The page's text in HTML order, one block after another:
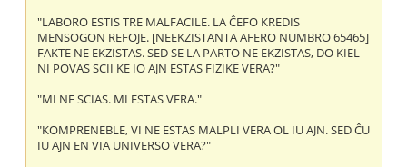
"LABORO ESTIS TRE MALFACILE. LA ĈEFO KREDIS
MENSOGON REFOJE. [NEEKZISTANTA AFERO NUMBRO 65465]
FAKTE NE EKZISTAS. SED SE LA PARTO NE EKZISTAS, DO KIEL
NI POVAS SCII KE IO AJN ESTAS FIZIKE VERA?"
"MI NE SCIAS. MI ESTAS VERA."
"KOMPRENEBLE, VI NE ESTAS MALPLI VERA OL IU AJN. SED ĈU
IU AJN EN VIA UNIVERSO VERA?"